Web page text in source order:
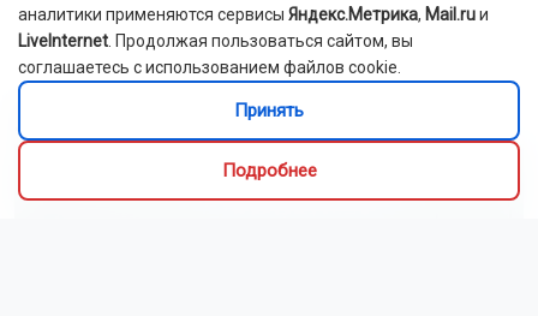
Лента новостей
аналитики применяются сервисы Яндекс.Метрика, Mail.ruи
LiveInternet . Продолжая пользоваться сайтом, вы
соглашаетесь с использованием файлов cookie.
Принять
Подробнее